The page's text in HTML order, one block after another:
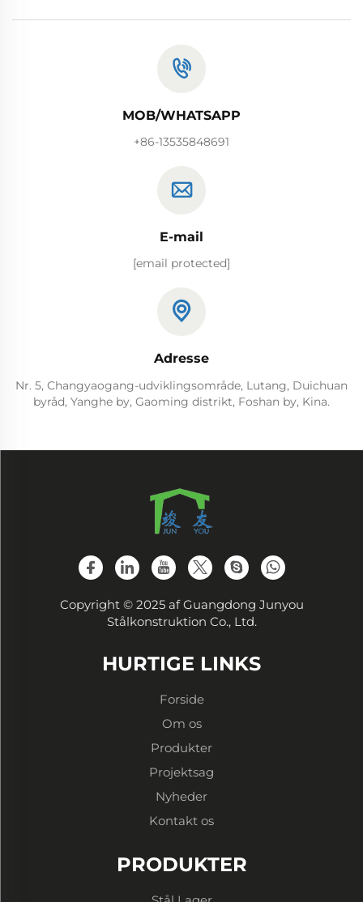
MOB/WHATSAPP
+86-13535848691
E-mail
[email protected]
Adresse
Nr. 5, Changyaogang-udviklingsområde, Lutang, Duichuan
byråd, Yanghe by, Gaoming distrikt, Foshan by, Kina.
Copyright © 2025 af Guangdong Junyou
Stålkonstruktion Co., Ltd.
HURTIGE LINKS
Forside
Om os
Produkter
Projektsag
Nyheder
Kontakt os
PRODUKTER